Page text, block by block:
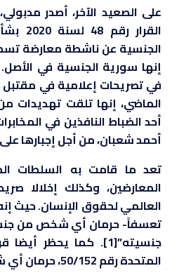
على الصعيد الآخر، أصدر
الجنسية عن ناشطة معارضة
إنها سورية الجنسية في الأصل.
في تصريحات إعلامية في
الماضي، إنها تلقت
أحد الضباط النافذين في
أحمد شعبان، من أجل إجبارها
تعد ما قامت به السلطات
تعسفاً- حرمان أي شخص من
جنسيته”[1]. كما يحظر
المتحدة رقم 50/152، حرمان أي شخص من جنسيته تعسفاً.